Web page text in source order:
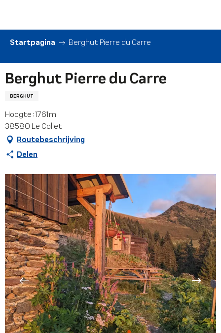
contenu
principal
Startpagina Berghut Pierre du Carre
Berghut Pierre du Carre
BERGHUT
Hoogte : 1761m
38580 Le Collet
Routebeschrijving
Delen